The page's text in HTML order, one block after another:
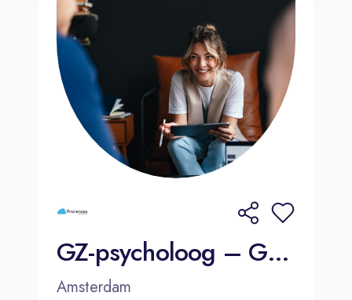
GZ-psycholoog – GGZ – Amsterdam
Amsterdam